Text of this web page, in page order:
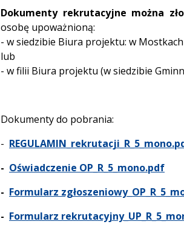
Dokumenty rekrutacyjne można
osobę upoważnioną:
- w siedzibie Biura projektu: w Mostkach
lub
- w filii Biura projektu (w siedzibie
Dokumenty do pobrania:
-
- Oświadczenie OP_R_5_mono.pdf
- Formularz
- Formularz